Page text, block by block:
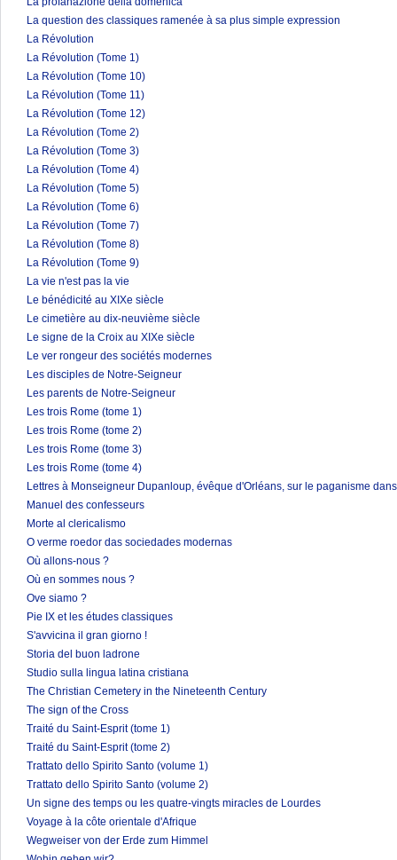
La question des classiques ramenée à sa plus simple expression
La Révolution
La Révolution (Tome 1)
La Révolution (Tome 10)
La Révolution (Tome 11)
La Révolution (Tome 12)
La Révolution (Tome 2)
La Révolution (Tome 3)
La Révolution (Tome 4)
La Révolution (Tome 5)
La Révolution (Tome 6)
La Révolution (Tome 7)
La Révolution (Tome 8)
La Révolution (Tome 9)
La vie n'est pas la vie
Le bénédicité au XIXe siècle
Le cimetière au dix-neuvième siècle
Le signe de la Croix au XIXe siècle
Le ver rongeur des sociétés modernes
Les disciples de Notre-Seigneur
Les parents de Notre-Seigneur
Les trois Rome (tome 1)
Les trois Rome (tome 2)
Les trois Rome (tome 3)
Les trois Rome (tome 4)
Lettres à Monseigneur Dupanloup, évêque d'Orléans, sur le paganisme
Manuel des confesseurs
Morte al clericalismo
O verme roedor das sociedades modernas
Où allons-nous ?
Où en sommes nous ?
Ove siamo ?
Pie IX et les études classiques
S'avvicina il gran giorno !
Storia del buon ladrone
Studio sulla lingua latina cristiana
The Christian Cemetery in the Nineteenth Century
The sign of the Cross
Traité du Saint-Esprit (tome 1)
Traité du Saint-Esprit (tome 2)
Trattato dello Spirito Santo (volume 1)
Trattato dello Spirito Santo (volume 2)
Un signe des temps ou les quatre-vingts miracles de Lourdes
Voyage à la côte orientale d'Afrique
Wegweiser von der Erde zum Himmel